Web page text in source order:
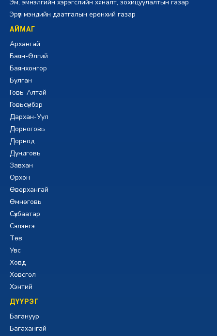
Эм, эмнэлгийн хэрэгслийн хяналт, зохицуулалтын газар
Эрүүл мэндийн даатгалын ерөнхий газар
АЙМАГ
Архангай
Баян-Өлгий
Баянхонгор
Булган
Говь-Алтай
Говьсүмбэр
Дархан-Уул
Дорноговь
Дорнод
Дундговь
Завхан
Орхон
Өвөрхангай
Өмнөговь
Сүхбаатар
Сэлэнгэ
Төв
Увс
Ховд
Хөвсгөл
Хэнтий
ДҮҮРЭГ
Багануур
Багахангай